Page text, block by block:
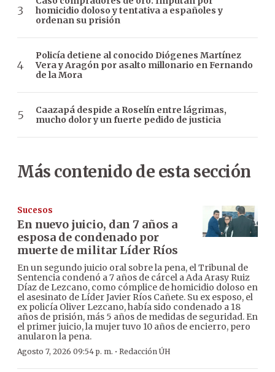
homicidio doloso y tentativa a españoles y
ordenan su prisión
Policía detiene al conocido Diógenes Martínez
Vera y Aragón por asalto millonario en Fernando
de la Mora
Caazapá despide a Roselín entre lágrimas,
mucho dolor y un fuerte pedido de justicia
Más contenido de esta sección
Sucesos
En nuevo juicio, dan 7 años a
esposa de condenado por
muerte de militar Líder Ríos
En un segundo juicio oral sobre la pena, el Tribunal de
Sentencia condenó a 7 años de cárcel a Ada Arasy Ruiz
Díaz de Lezcano, como cómplice de homicidio doloso en
el asesinato de Líder Javier Ríos Cañete. Su ex esposo, el
ex policía Oliver Lezcano, había sido condenado a 18
años de prisión, más 5 años de medidas de seguridad. En
el primer juicio, la mujer tuvo 10 años de encierro, pero
anularon la pena.
Agosto 7, 2026 09:54 p. m. · Redacción ÚH